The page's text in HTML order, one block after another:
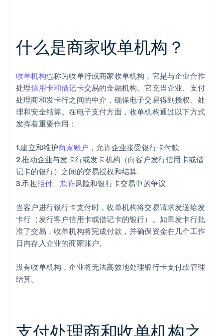
什么是商家收单机构？
收单机构也称为收单行或商家收单机构，它是与企业合作
处理信用卡和借记卡交易的金融机构。它充当企业、支付
处理商和发卡行之间的中介，确保电子交易得到授权、处
理和安全结算。在电子支付方面，收单机构通过以下方式
发挥着重要作用：
1.建立和维护商家账户 ，允许企业接受银行卡付款
2.推动企业与发卡行或发卡机构（向客户发行信用卡或借
记卡的银行）之间的交易授权和结算
3.承担拒付、欺诈风险和银行卡交易中的争议
当客户进行银行卡支付时，收单机构将交易请求发送给发
卡行（发行客户信用卡或借记卡的银行）。如果发卡行批
准了交易，收单机构将完成付款，并确保资金在几个工作
日内存入企业的商家账户。
没有收单机构，企业将无法高效地处理银行卡支付或管理
结算。
支付处理商和收单机构之